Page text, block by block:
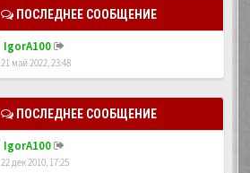
ПОСЛЕДНЕЕ СООБЩЕНИЕ
IgorA100
21 май 2022, 23:48
ПОСЛЕДНЕЕ СООБЩЕНИЕ
IgorA100
22 дек 2010, 17:25